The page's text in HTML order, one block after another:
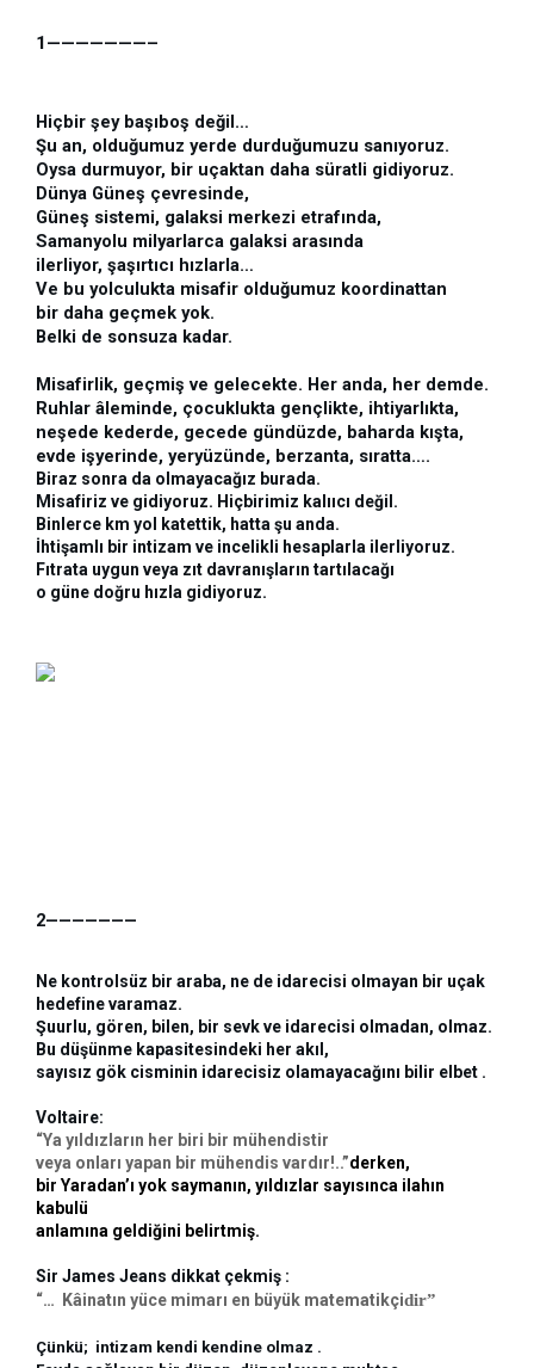
1———————–
Hiçbir şey başıboş değil…
Şu an, olduğumuz yerde durduğumuzu sanıyoruz.
Oysa durmuyor, bir uçaktan daha süratli gidiyoruz.
Dünya Güneş çevresinde,
Güneş sistemi, galaksi merkezi etrafında,
Samanyolu milyarlarca galaksi arasında
ilerliyor, şaşırtıcı hızlarla…
Ve bu yolculukta misafir olduğumuz koordinattan
bir daha geçmek yok.
Belki de sonsuza kadar.
Misafirlik, geçmiş ve gelecekte. Her anda, her demde.
Ruhlar âleminde, çocuklukta gençlikte, ihtiyarlıkta,
neşede kederde, gecede gündüzde, baharda kışta,
evde işyerinde, yeryüzünde, berzanta, sıratta….
Biraz sonra da olmayacağız burada.
Misafiriz ve gidiyoruz. Hiçbirimiz kalııcı değil.
Binlerce km yol katettik, hatta şu anda.
İhtişamlı bir intizam ve incelikli hesaplarla ilerliyoruz.
Fıtrata uygun veya zıt davranışların tartılacağı
o güne doğru hızla gidiyoruz.
2———————
Ne kontrolsüz bir araba, ne de idarecisi olmayan bir uçak
hedefine varamaz.
Şuurlu, gören, bilen, bir sevk ve idarecisi olmadan, olmaz.
Bu düşünme kapasitesindeki her akıl,
sayısız gök cisminin idarecisiz olamayacağını bilir elbet .
Voltaire:
“Ya yıldızların her biri bir mühendistir
veya onları yapan bir mühendis vardır!..”derken,
bir Yaradan’ı yok saymanın, yıldızlar sayısınca ilahın
kabulü
anlamına geldiğini belirtmiş.
Sir James Jeans dikkat çekmiş :
“…  Kâinatın yüce mimarı en büyük matematikçidir”
Çünkü;  intizam kendi kendine olmaz .